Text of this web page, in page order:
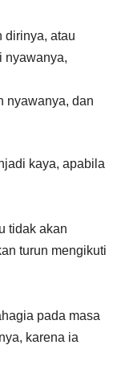
dirinya, atau
nyawanya,
nyawanya, dan
kaya, apabila
tidak akan
turun mengikuti
pada masa
karena ia